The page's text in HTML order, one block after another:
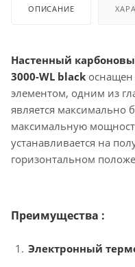
ОПИСАНИЕ
Настенный
3000-WL black
элементом, одним из
является максимально
максимальную
устанавливается на
горизонтальном
Преимущества :
Электронный